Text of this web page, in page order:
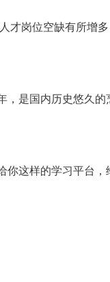
岗位空缺有所增
是国内历史悠久
这样的学习平台，